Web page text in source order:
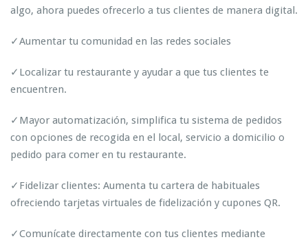
algo, ahora puedes ofrecerlo a tus clientes de manera digital.
✓Aumentar tu comunidad en las redes sociales
✓Localizar tu restaurante y ayudar a que tus clientes te
encuentren.
✓Mayor automatización, simplifica tu sistema de pedidos
con opciones de recogida en el local, servicio a domicilio o
pedido para comer en tu restaurante.
✓Fidelizar clientes: Aumenta tu cartera de habituales
ofreciendo tarjetas virtuales de fidelización y cupones QR.
✓Comunícate directamente con tus clientes mediante